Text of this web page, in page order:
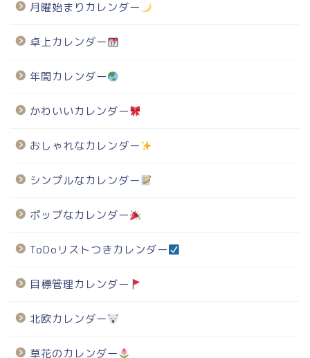
月曜始まりカレンダー
卓上カレンダー
年間カレンダー
かわいいカレンダー
おしゃれなカレンダー
シンプルなカレンダー
ポップなカレンダー
ToDoリストつきカレンダー
目標管理カレンダー
北欧カレンダー
草花のカレンダー